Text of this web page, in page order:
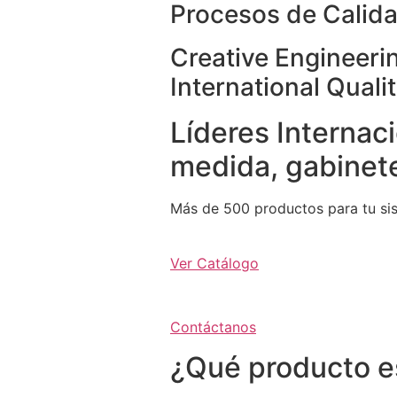
Procesos de
Creative
International
Líderes
medida,
Más de 500 productos para tu
Ver Catálogo
Contáctanos
¿Qué producto